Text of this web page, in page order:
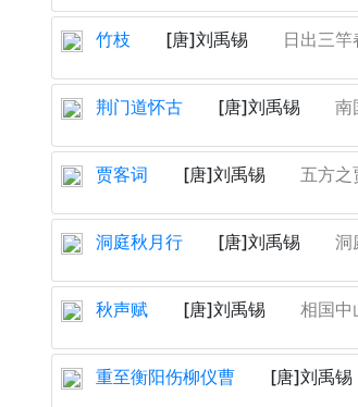
竹枝 [唐]刘禹锡 日出三
荆门道怀古 [唐]刘禹锡 南
贾客词 [唐]刘禹锡 五方之
洞庭秋月行 [唐]刘禹锡 洞
秋声赋 [唐]刘禹锡 相国中
重至衡阳伤柳仪曹 [唐]刘禹锡